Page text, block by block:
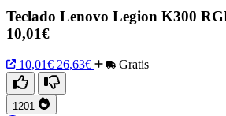
Teclado Lenovo Legion K300
10,01€
10,01€ 26,63€ Gratis
1201